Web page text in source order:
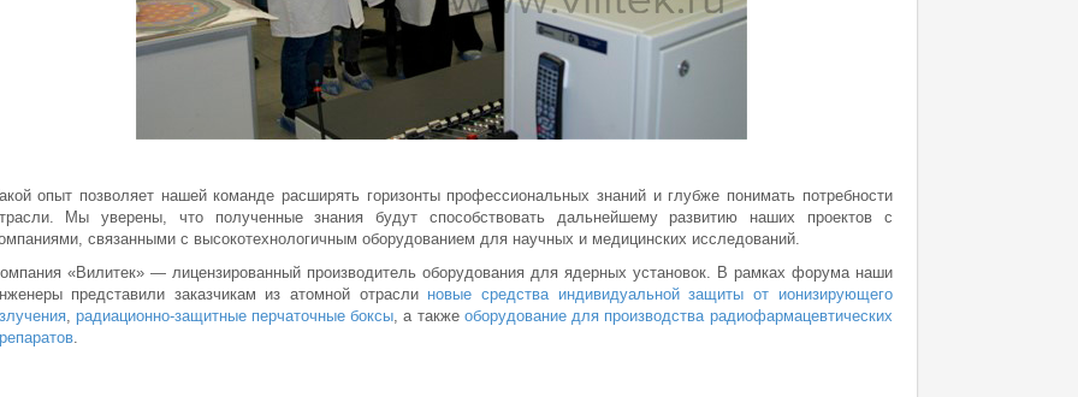
опыт позволяет нашей команде расширять горизонты профессиональных знаний и глубже понимать потребности
Мы уверены, что полученные знания будут способствовать дальнейшему развитию наших проектов с
связанными с высокотехнологичным оборудованием для научных и медицинских исследований.
«Вилитек» — лицензированный производитель оборудования для ядерных установок. В рамках форума наши
представили заказчикам из атомной отрасли новые средства индивидуальной защиты от ионизирующего
, радиационно-защитные перчаточные боксы, а также оборудование для производства радиофармацевтических
.